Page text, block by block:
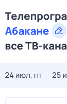
Абакане
все ТВ-
24 июл, пт 25